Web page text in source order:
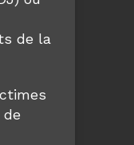
de la